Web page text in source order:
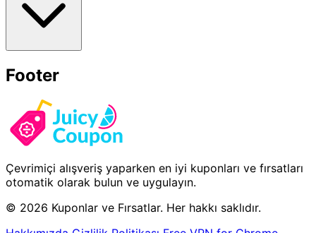
Footer
Çevrimiçi alışveriş yaparken en iyi kuponları ve fırsatları
otomatik olarak bulun ve uygulayın.
© 2026 Kuponlar ve Fırsatlar. Her hakkı saklıdır.